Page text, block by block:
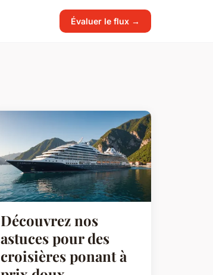
Évaluer le flux →
Découvrez nos
astuces pour des
croisières ponant à